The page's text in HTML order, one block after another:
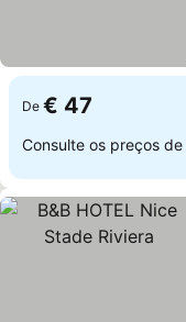
De € 47
Consulte os preços de